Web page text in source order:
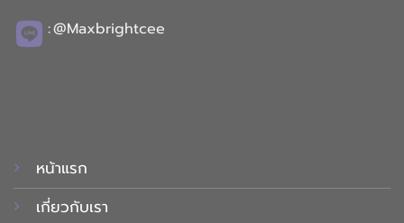
:@Maxbrightcee
หน้าแรก
เกี่ยวกับเรา